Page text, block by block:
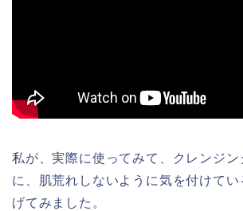
私が、実際に使ってみて、クレンジ
に、肌荒れしないように気を付けてい
げてみました。